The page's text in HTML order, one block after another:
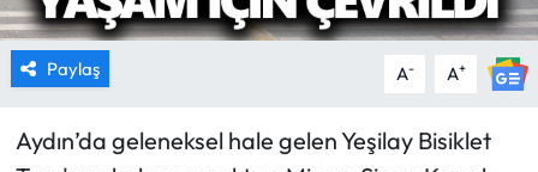
Paylaş A- A+
Aydın’da geleneksel hale gelen Yeşilay Bisiklet
YAŞAM
HABER İLAN